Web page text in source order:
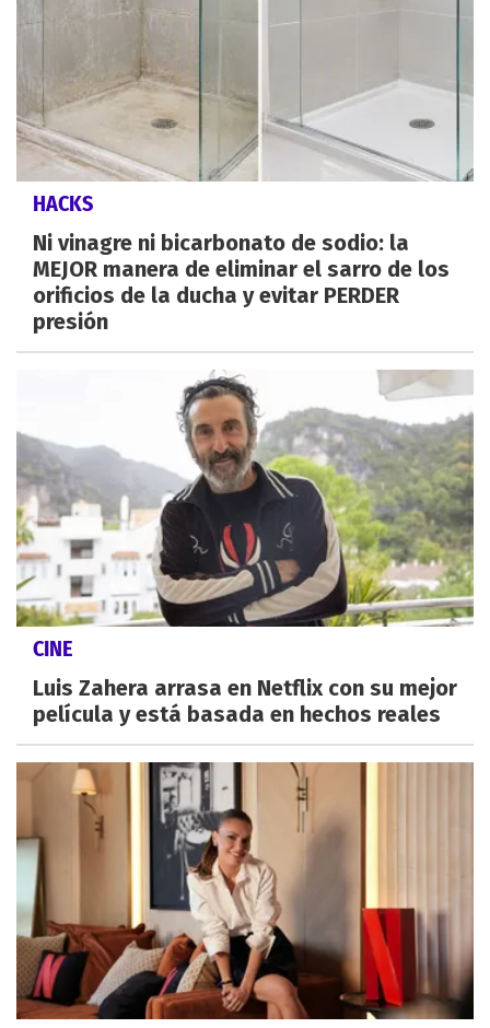
HACKS
Ni vinagre ni bicarbonato de sodio: la
MEJOR manera de eliminar el sarro de los
orificios de la ducha y evitar PERDER
presión
CINE
Luis Zahera arrasa en Netflix con su mejor
película y está basada en hechos reales